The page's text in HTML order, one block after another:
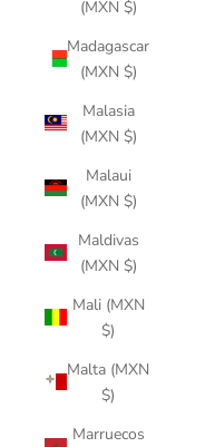
(MXN $)
Madagascar
(MXN $)
Malasia
(MXN $)
Malaui
(MXN $)
Maldivas
(MXN $)
Mali (MXN
$)
Malta (MXN
$)
Marruecos